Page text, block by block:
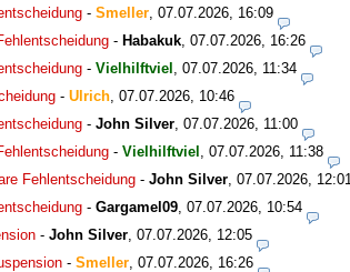
- Smeller 07.07.2026, 16:09
- Habakuk 07.07.2026, 16:26
- Vielhilftviel
07.07.2026, 11:34
- Ulrich 07.07.2026, 10:46
- John Silver 07.07.2026, 11:00
- Vielhilftviel
07.07.2026, 11:38
Fehlentscheidung - John Silver 07.07.2026, 12:01
- Gargamel09 07.07.2026, 10:54
- John Silver 07.07.2026, 12:05
- Smeller 07.07.2026, 16:26